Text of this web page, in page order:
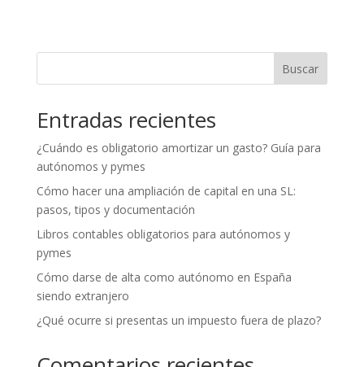
Buscar
Entradas recientes
¿Cuándo es obligatorio amortizar un gasto? Guía para
autónomos y pymes
Cómo hacer una ampliación de capital en una SL:
pasos, tipos y documentación
Libros contables obligatorios para autónomos y
pymes
Cómo darse de alta como autónomo en España
siendo extranjero
¿Qué ocurre si presentas un impuesto fuera de plazo?